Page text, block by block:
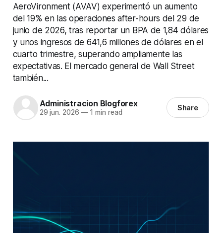
AeroVironment (AVAV) experimentó un aumento
del 19% en las operaciones after-hours del 29 de
junio de 2026, tras reportar un BPA de 1,84 dólares
y unos ingresos de 641,6 millones de dólares en el
cuarto trimestre, superando ampliamente las
expectativas. El mercado general de Wall Street
también...
Administracion Blogforex
29 jun. 2026 —1 min read Share